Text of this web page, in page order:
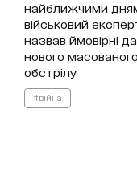
найближчими
військовий
назвав ймовірні
нового масованого
обстрілу
#війна